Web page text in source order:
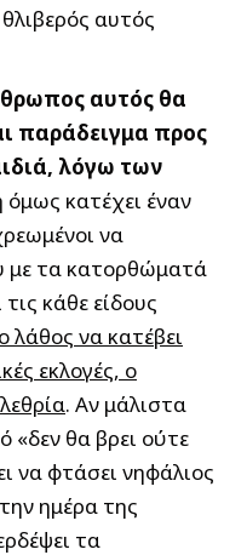
αυτός
αυτός θα
παράδειγμα προς
λόγω των
όμως κατέχει έναν
να
με τα κατορθώματά
κάθε είδους
λάθος να κατέβει
εκλογές, ο
. Αν μάλιστα
«δεν θα βρει ούτε
να φτάσει νηφάλιος
ημέρα της
τα